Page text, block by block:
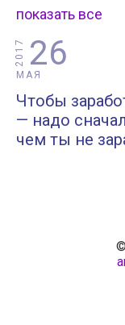
показать все
26
МАЯ
2017
Чтобы
— надо
чем ты не